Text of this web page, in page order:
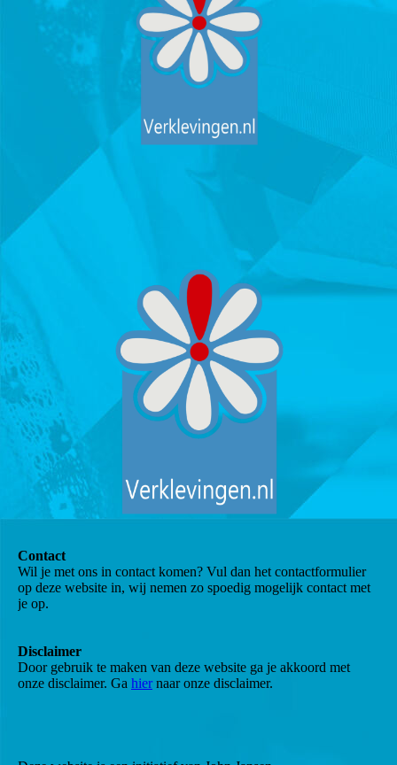
Contact
Wil je met ons in contact komen? Vul dan het contactformulier
op deze website in, wij nemen zo spoedig mogelijk contact met
je op.
Disclaimer
Door gebruik te maken van deze website ga je akkoord met
onze disclaimer. Ga hiernaar onze disclaimer.